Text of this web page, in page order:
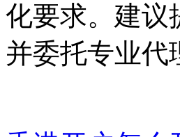
化要求。建议
并委托专业代